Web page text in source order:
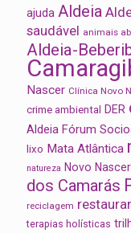
ajuda Aldeia
saudável animais
Aldeia-
Nascer Clínica Novo
crime ambiental DER
Aldeia Fórum
lixo Mata Atlântica
natureza Novo Nascer
dos Camarás
reciclagem
terapias holísticas